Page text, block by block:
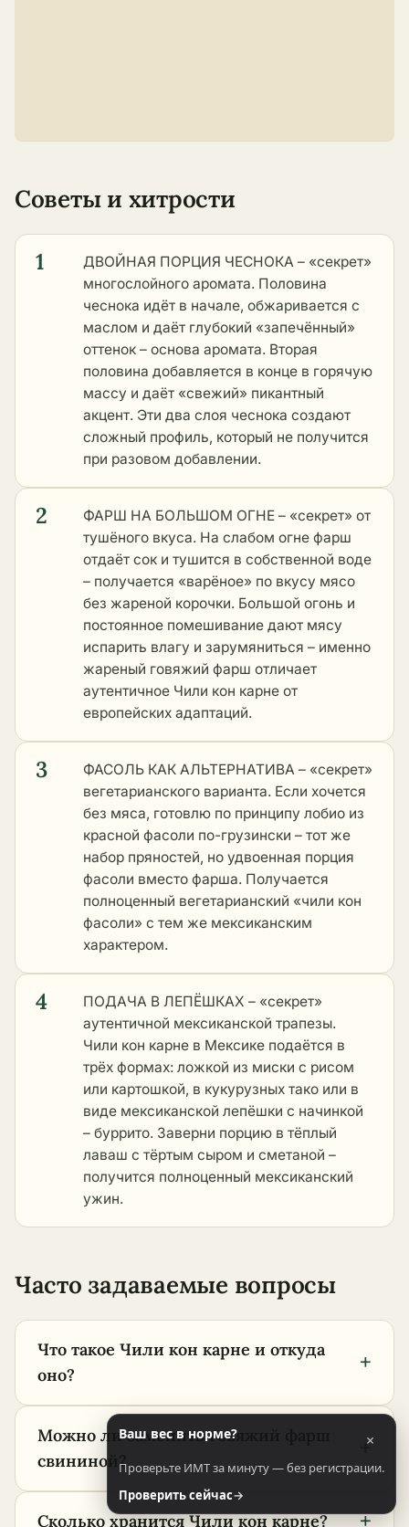
Советы и хитрости
1
ДВОЙНАЯ ПОРЦИЯ ЧЕСНОКА – «секрет»
многослойного аромата. Половина
чеснока идёт в начале, обжаривается с
маслом и даёт глубокий «запечённый»
оттенок – основа аромата. Вторая
половина добавляется в конце в горячую
массу и даёт «свежий» пикантный
акцент. Эти два слоя чеснока создают
сложный профиль, который не получится
при разовом добавлении.
2
ФАРШ НА БОЛЬШОМ ОГНЕ – «секрет» от
тушёного вкуса. На слабом огне фарш
отдаёт сок и тушится в собственной воде
– получается «варёное» по вкусу мясо
без жареной корочки. Большой огонь и
постоянное помешивание дают мясу
испарить влагу и зарумяниться – именно
жареный говяжий фарш отличает
аутентичное Чили кон карне от
европейских адаптаций.
3
ФАСОЛЬ КАК АЛЬТЕРНАТИВА – «секрет»
вегетарианского варианта. Если хочется
без мяса, готовлю по принципу лобио из
красной фасоли по-грузински – тот же
набор пряностей, но удвоенная порция
фасоли вместо фарша. Получается
полноценный вегетарианский «чили кон
фасоли» с тем же мексиканским
характером.
4
ПОДАЧА В ЛЕПЁШКАХ – «секрет»
аутентичной мексиканской трапезы.
Чили кон карне в Мексике подаётся в
трёх формах: ложкой из миски с рисом
или картошкой, в кукурузных тако или в
виде мексиканской лепёшки с начинкой
– буррито. Заверни порцию в тёплый
лаваш с тёртым сыром и сметаной –
получится полноценный мексиканский
ужин.
Часто задаваемые вопросы
Что такое Чили кон карне и откуда
оно?
+
Можно ли заменить говяжий фарш
свининой?
+
Сколько хранится Чили кон карне? +
Ваш вес в норме? ×
Проверьте ИМТ за минуту — без регистрации.
Проверить сейчас→